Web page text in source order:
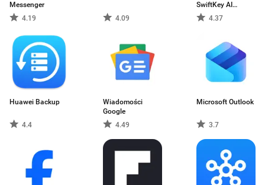
Messenger
4.19
4.09
SwiftKey AI
Keyboard
4.37
Huawei Backup
4.4
Wiadomości
Google
4.49
Microsoft Outlook
3.7